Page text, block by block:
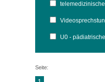
U0 -
Seite: